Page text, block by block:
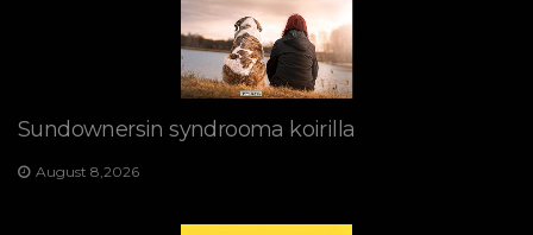
Sundownersin syndrooma koirilla
August 8,2026